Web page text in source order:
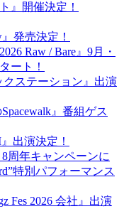
』開催決定！
発売決定！
Raw / Bare』9月・
ート！
クステーション』出演
』番組ゲス
出演決定！
周年キャンペーンに
特別パフォーマンス
Fes 2026 会社』出演